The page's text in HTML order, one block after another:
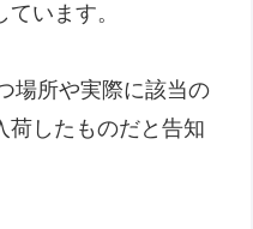
います。
場所や実際に該当の
荷したものだと告知